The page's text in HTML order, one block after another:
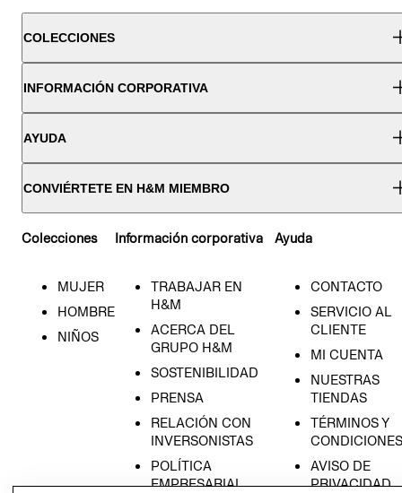
COLECCIONES
INFORMACIÓN CORPORATIVA
AYUDA
CONVIÉRTETE EN H&M MIEMBRO
Colecciones
MUJER
HOMBRE
NIÑOS
Información corporativa
TRABAJAR EN
H&M
ACERCA DEL
GRUPO H&M
SOSTENIBILIDAD
PRENSA
RELACIÓN CON
INVERSONISTAS
POLÍTICA
EMPRESARIAL
Ayuda
CONTACTO
SERVICIO AL
CLIENTE
MI CUENTA
NUESTRAS
TIENDAS
TÉRMINOS Y
CONDICIONES
AVISO DE
PRIVACIDAD